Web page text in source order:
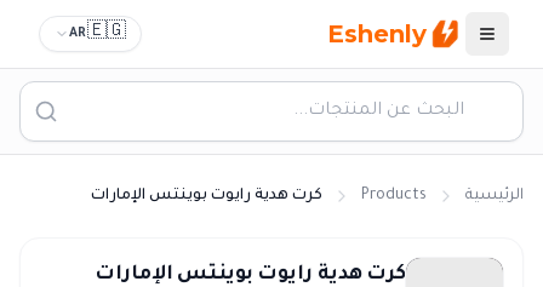
القائمة Eshenly
🇪🇬
AR
الرئيسية Products كرت هدية رايوت بوينتس الإمارات
كرت هدية رايوت بوينتس الإمارات